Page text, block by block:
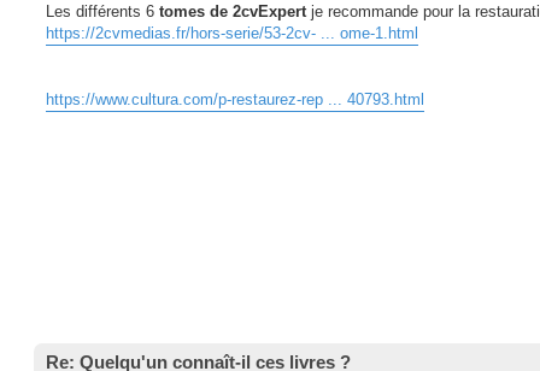
Les différents 6 tomes de 2cvExpertje recommande pour la
https://2cvmedias.fr/hors-serie/53-2cv- ... ome-1.html
https://www.cultura.com/p-restaurez-rep ... 40793.html
Re: Quelqu'un connaît-il ces livres ?